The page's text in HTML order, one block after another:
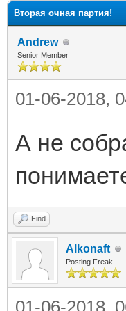
Вторая очная партия!
Andrew
Senior Member
01-06-2018,
А не
Find
Alkonaft
Posting Freak
01-06-2018,